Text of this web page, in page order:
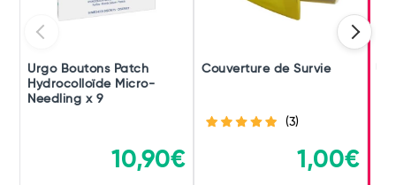
Urgo Boutons Patch
Hydrocolloïde Micro-
Needling x 9
10,90€
Couverture de Survie
(3)
1,00€